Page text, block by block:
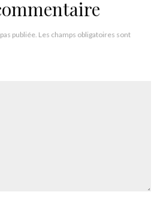
publiée. Les champs obligatoires sont